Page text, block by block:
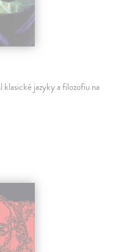
jazyky a filozofiu na